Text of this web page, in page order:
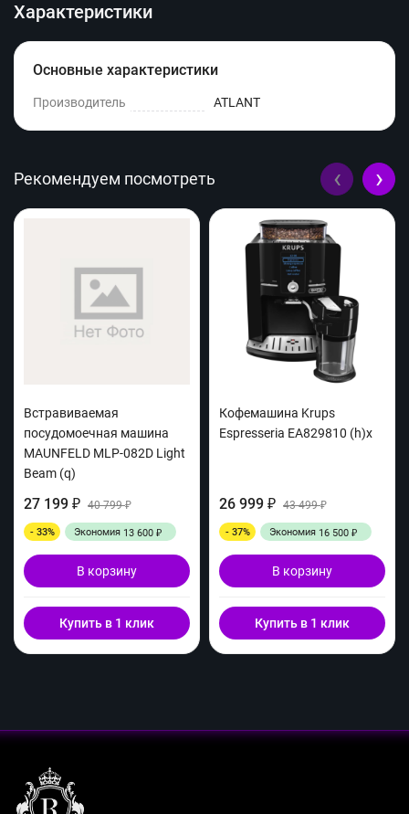
Характеристики
Основные характеристики
Производитель ATLANT
Рекомендуем посмотреть
Встравиваемая
посудомоечная машина
MAUNFELD MLP-082D Light
Beam (q)
27 199 ₽ 40 799₽
- 33% Экономия 13 600 ₽
В корзину
Купить в 1 клик
Кофемашина Krups
Espresseria EA829810 (h)x
26 999 ₽ 43 499₽
- 37% Экономия 16 500 ₽
В корзину
Купить в 1 клик
‹ ›